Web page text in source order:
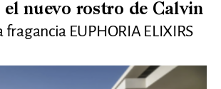
nuevo rostro de Calvin
fragancia EUPHORIA ELIXIRS